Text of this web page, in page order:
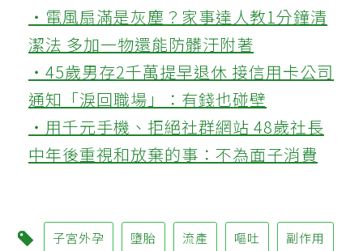
‧電風扇滿是灰塵？家事達人教1分鐘清
潔法 多加一物還能防髒汙附著
‧45歲男存2千萬提早退休 接信用卡公司
通知「淚回職場」：有錢也碰壁
‧用千元手機、拒絕社群網站 48歲社長
中年後重視和放棄的事：不為面子消費
子宮外孕 墮胎 流產 嘔吐 副作用